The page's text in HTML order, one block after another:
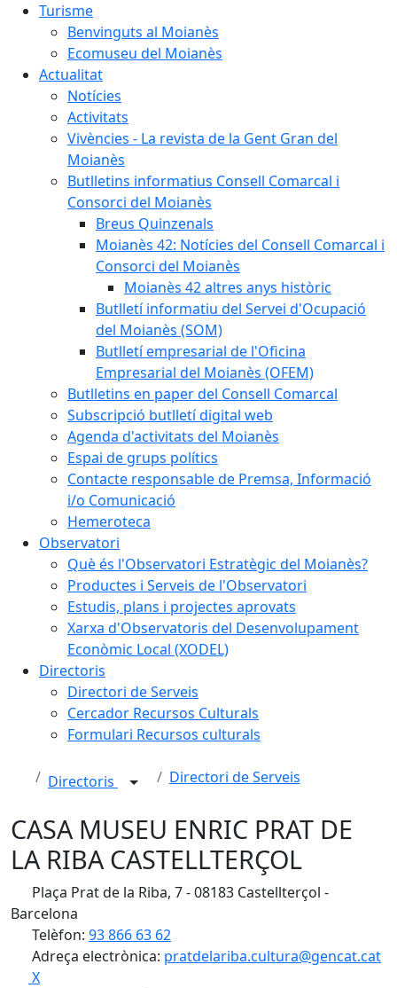
Turisme
Benvinguts al Moianès
Ecomuseu del Moianès
Actualitat
Notícies
Activitats
Vivències - La revista de la Gent Gran del
Moianès
Butlletins informatius Consell Comarcal i
Consorci del Moianès
Breus Quinzenals
Moianès 42: Notícies del Consell Comarcal i
Consorci del Moianès
Moianès 42 altres anys històric
Butlletí informatiu del Servei d'Ocupació
del Moianès (SOM)
Butlletí empresarial de l'Oficina
Empresarial del Moianès (OFEM)
Butlletins en paper del Consell Comarcal
Subscripció butlletí digital web
Agenda d'activitats del Moianès
Espai de grups polítics
Contacte responsable de Premsa, Informació
i/o Comunicació
Hemeroteca
Observatori
Què és l'Observatori Estratègic del Moianès?
Productes i Serveis de l'Observatori
Estudis, plans i projectes aprovats
Xarxa d'Observatoris del Desenvolupament
Econòmic Local (XODEL)
Directoris
Directori de Serveis
Cercador Recursos Culturals
Formulari Recursos culturals
Directoris Directori de Serveis
CASA MUSEU ENRIC PRAT DE
LA RIBA CASTELLTERÇOL
Plaça Prat de la Riba, 7 - 08183 Castellterçol -
Barcelona
Telèfon: 93 866 63 62
Adreça electrònica: pratdelariba.cultura@gencat.cat
X